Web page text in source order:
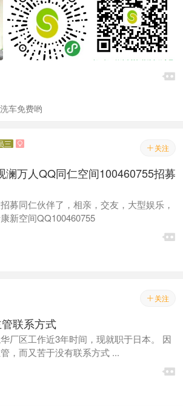

车免费哟
 关注
三 
澜万人QQ同仁空间100460755招募
募同仁伙伴了，相亲，交友，大型娱乐，
新空间QQ100460755

 关注
联系方式
厂区工作近3年时间，现就职于日本。 因
，而又苦于没有联系方式 ...
